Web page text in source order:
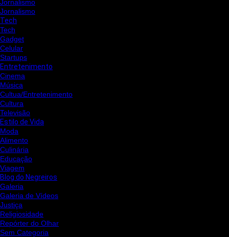
Jornalismo
Jornalismo
Tech
Tech
Gadget
Celular
Startups
Entretenimento
Cinema
Música
Cultua/Entretenimento
Cultura
Televisão
Estilo de Vida
Moda
Alimento
Culinária
Educação
Viagem
Blog do Negreiros
Galeria
Galeria de Vídeos
Justiça
Religiosidade
Repórter do Olhar
Sem Categoria